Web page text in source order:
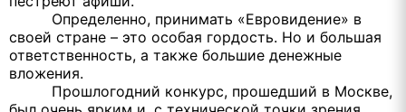
Определенно, принимать «Евровидение» в
своей стране – это особая гордость. Но и большая
ответственность, а также большие денежные
вложения.
Прошлогодний конкурс, прошедший в Москве,